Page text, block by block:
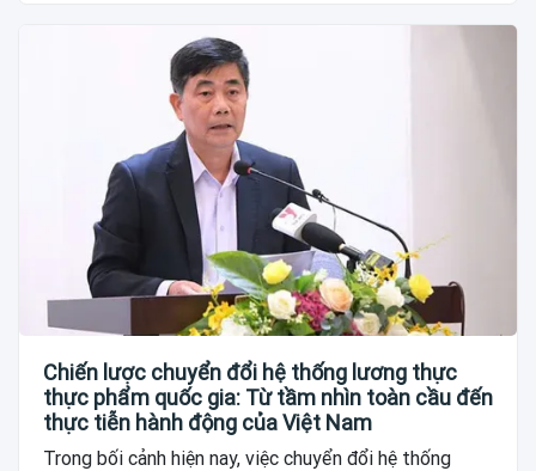
Chiến lược chuyển đổi hệ thống lương thực
thực phẩm quốc gia: Từ tầm nhìn toàn cầu đến
thực tiễn hành động của Việt Nam
Trong bối cảnh hiện nay, việc chuyển đổi hệ thống